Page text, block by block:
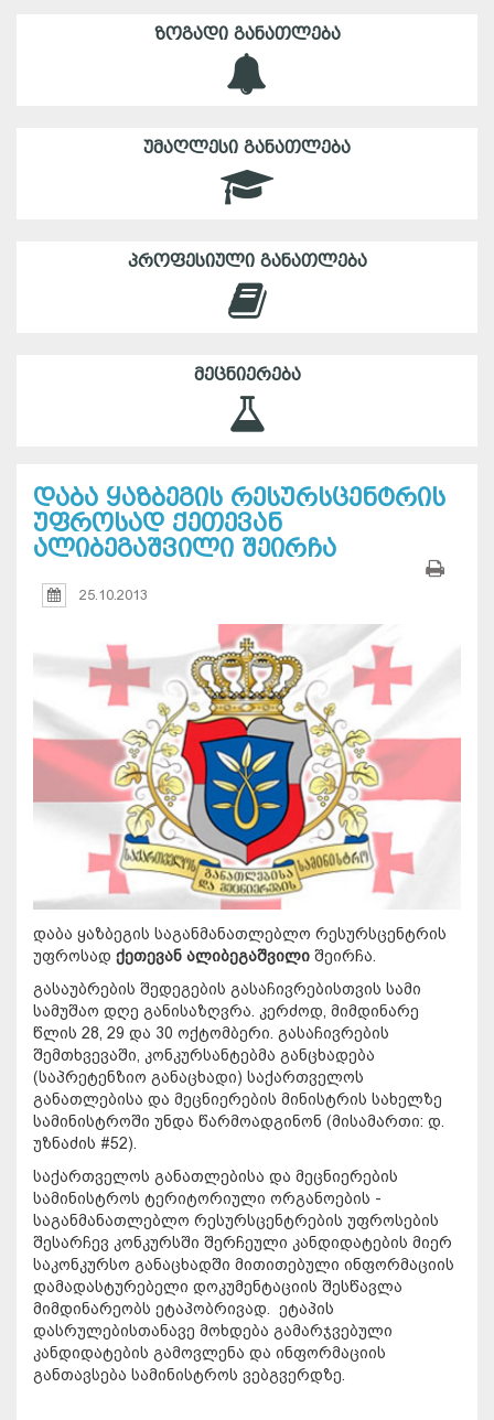
ᲖᲝᲒᲐᲓᲘ ᲒᲐᲜᲐᲗᲚᲔᲑᲐ
ᲣᲛᲐᲦᲚᲔᲡᲘ ᲒᲐᲜᲐᲗᲚᲔᲑᲐ
ᲞᲠᲝᲤᲔᲡᲘᲣᲚᲘ ᲒᲐᲜᲐᲗᲚᲔᲑᲐ
ᲛᲔᲪᲜᲘᲔᲠᲔᲑᲐ
დაბა ყაზბეგის რესურსცენტრის
უფროსად ქეთევან
ალიბეგაშვილი შეირჩა
25.10.2013
დაბა ყაზბეგის საგანმანათლებლო რესურსცენტრის
უფროსად ქეთევან ალიბეგაშვილი შეირჩა.
გასაუბრების შედეგების გასაჩივრებისთვის სამი
სამუშაო დღე განისაზღვრა. კერძოდ, მიმდინარე
წლის 28, 29 და 30 ოქტომბერი. გასაჩივრების
შემთხვევაში, კონკურსანტებმა განცხადება
(საპრეტენზიო განაცხადი) საქართველოს
განათლებისა და მეცნიერების მინისტრის სახელზე
სამინისტროში უნდა წარმოადგინონ (მისამართი: დ.
უზნაძის #52).
საქართველოს განათლებისა და მეცნიერების
სამინისტროს ტერიტორიული ორგანოების -
საგანმანათლებლო რესურსცენტრების უფროსების
შესარჩევ კონკურსში შერჩეული კანდიდატების მიერ
საკონკურსო განაცხადში მითითებული ინფორმაციის
დამადასტურებელი დოკუმენტაციის შესწავლა
მიმდინარეობს ეტაპობრივად. ეტაპის
დასრულებისთანავე მოხდება გამარჯვებული
კანდიდატების გამოვლენა და ინფორმაციის
განთავსება სამინისტროს ვებგვერდზე.